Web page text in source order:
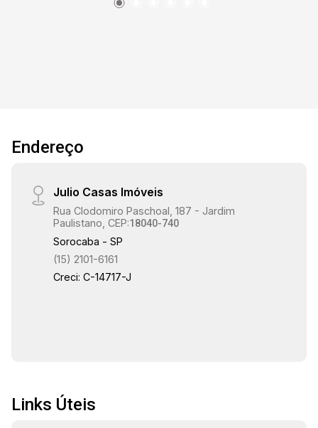
facilmente revertido em uma quarta suíte. A área
Endereço
Julio Casas Imóveis
Rua Clodomiro Paschoal, 187 - Jardim
Paulistano, CEP:18040-740
Sorocaba - SP
(15) 2101-6161
Creci: C-14717-J
Links Úteis